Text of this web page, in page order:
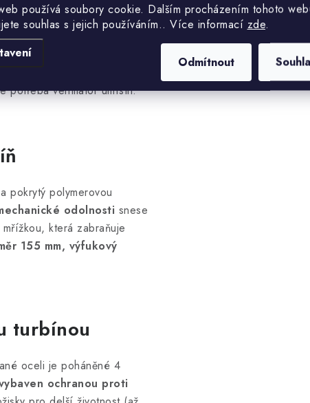
používá soubory cookie. Dalším procházením tohoto
souhlas s jejich používáním.. Více informací zde.
Odmítnout
SKT PROFI, což
a mastnějšího vzduchu.
výkonu
otvor na pravé straně.
potřeba ventilátor umístit.
pokrytý polymerovou
odolnosti snese
která zabraňuje
155 mm, výfukový
turbínou
oceli je poháněné 4
ochranou proti